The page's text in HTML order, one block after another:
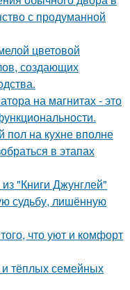
с продуманной
цветовой
создающих
на магнитах - это
на кухне вполне
в этапах
"Книги Джунглей"
судьбу, лишённую
что уют и комфорт
и тёплых семейных